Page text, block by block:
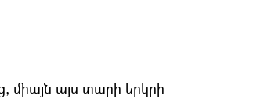
միայն այս տարի երկրի